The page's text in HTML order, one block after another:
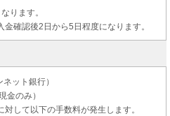
ります。
確認後2日から5日程度になります。
ット銀行）
金のみ）
して以下の手数料が発生します。